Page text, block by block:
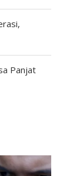
Panjat